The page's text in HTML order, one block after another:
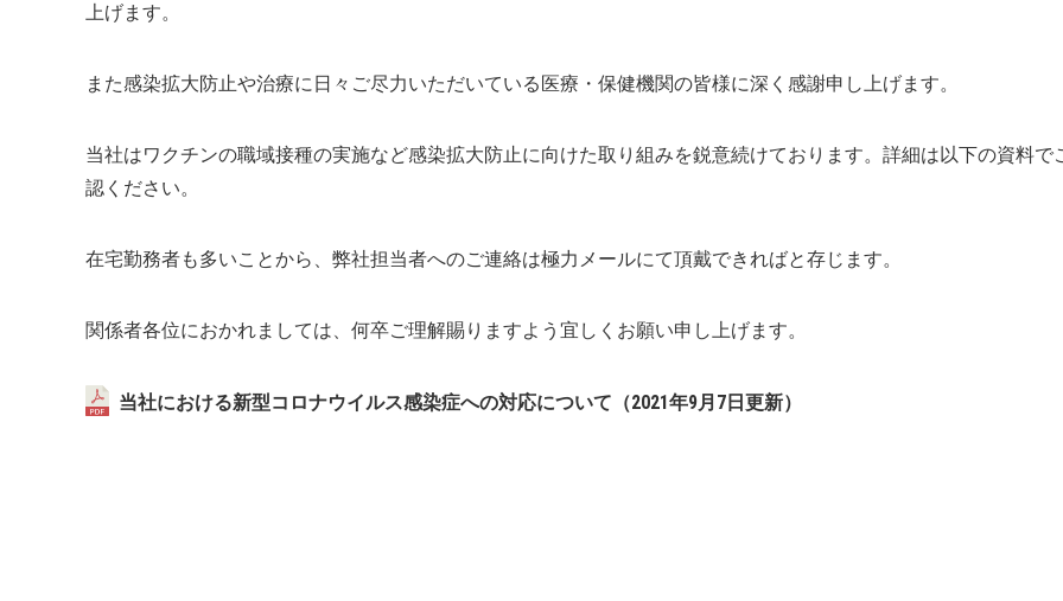
上げます。
また感染拡大防止や治療に日々ご尽力いただいている医療・保健機関の皆様に深く感謝申し上げます。
当社はワクチンの職域接種の実施など感染拡大防止に向けた取り組みを鋭意続けております。詳細は以下の資料で
認ください。
在宅勤務者も多いことから、弊社担当者へのご連絡は極力メールにて頂戴できればと存じます。
関係者各位におかれましては、何卒ご理解賜りますよう宜しくお願い申し上げます。
当社における新型コロナウイルス感染症への対応について（2021年9月7日更新）